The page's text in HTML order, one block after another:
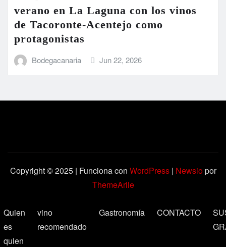
verano en La Laguna con los vinos
de Tacoronte-Acentejo como
protagonistas
Bodegacanaria Jun 22, 2026
Copyright © 2025 | Funciona con WordPress | Newsiopor
ThemeArile
Quien
es
quien
vino
recomendado
Gastronomía CONTACTO